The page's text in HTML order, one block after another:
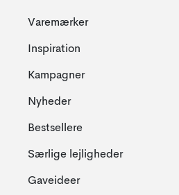
Varemærker
Inspiration
Kampagner
Nyheder
Bestsellere
Særlige lejligheder
Gaveideer